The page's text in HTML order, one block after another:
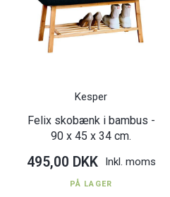
Kesper
Felix skobænk i bambus -
90 x 45 x 34 cm.
495,00 DKK Inkl. moms
PÅ LAGER